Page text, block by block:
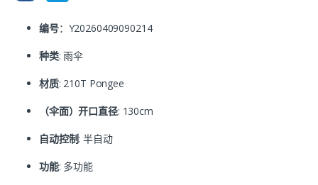
编号：Y20260409090214
种类: 雨伞
材质: 210T Pongee
（伞面）开口直径: 130cm
自动控制: 半自动
功能: 多功能